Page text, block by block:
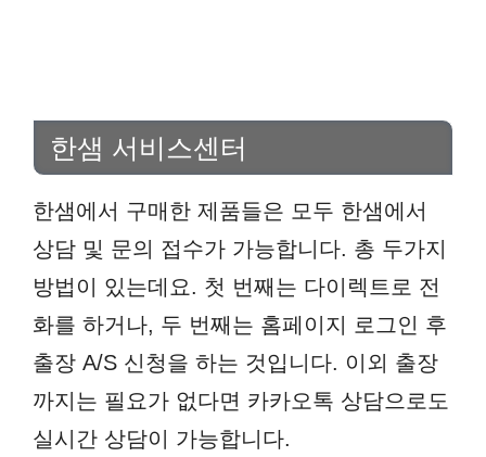
한샘 서비스센터
한샘에서 구매한 제품들은 모두 한샘에서
상담 및 문의 접수가 가능합니다. 총 두가지
방법이 있는데요. 첫 번째는 다이렉트로 전
화를 하거나, 두 번째는 홈페이지 로그인 후
출장 A/S 신청을 하는 것입니다. 이외 출장
까지는 필요가 없다면 카카오톡 상담으로도
실시간 상담이 가능합니다.